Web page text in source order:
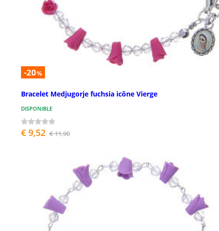
-20%
Bracelet Medjugorje fuchsia icône Vierge
DISPONIBLE
€ 9,52 € 11,90